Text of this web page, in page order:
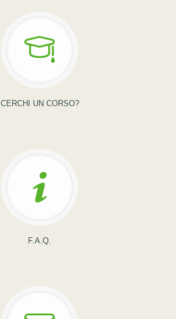
CERCHI UN CORSO?
F.A.Q.